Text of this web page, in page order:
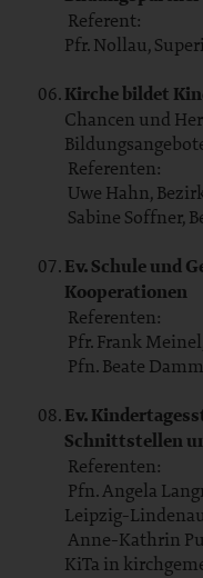
Referent:
Pfr. Nollau,
Kirche bildet
Chancen und
Referenten:
Uwe Hahn,
Sabine Soffner,
Ev. Schule und
Kooperationen
Referenten:
Pfr. Frank
Pfn. Beate
Ev.
Schnittstellen
Referenten:
Pfn. Angela
Leipzig-
Anne-Kathrin
KiTa in